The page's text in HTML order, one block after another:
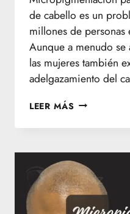
de cabello es un
millones de
Aunque a menudo
las mujeres también
adelgazamiento del
LEER MÁS
MUJERES